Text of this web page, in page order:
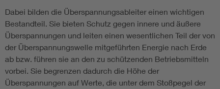
Dabei bilden die Überspannungsableiter einen wichtigen
Bestandteil. Sie bieten Schutz gegen innere und äußere
Überspannungen und leiten einen wesentlichen Teil der von
der Überspannungswelle mitgeführten Energie nach Erde
ab bzw. führen sie an den zu schützenden Betriebsmitteln
vorbei. Sie begrenzen dadurch die Höhe der
Überspannungen auf Werte, die unter dem Stoßpegel der